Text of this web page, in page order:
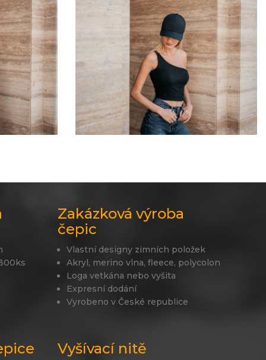
Zakázková výroba
čepic
Vlastní designy zimních položek
Akryl, merino vlna, fleece, polycolon
Loga vetkána nebo vyšita
Expresní dodání
Vyrobeno v České republice
Vyšívací nitě